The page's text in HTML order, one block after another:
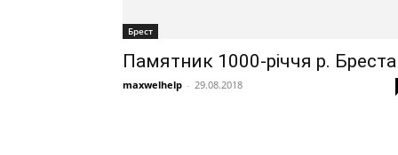
Брест
Памятник 1000-річчя р. Бреста
maxwelhelp - 29.08.2018